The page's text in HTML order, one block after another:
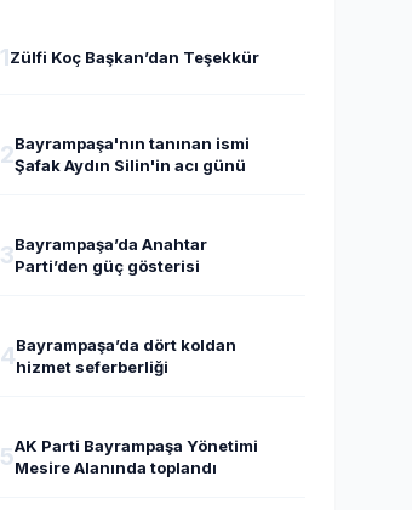
1Zülfi Koç Başkan’dan Teşekkür
2Bayrampaşa'nın tanınan ismi
Şafak Aydın Silin'in acı günü
3Bayrampaşa’da Anahtar
Parti’den güç gösterisi
4Bayrampaşa’da dört koldan
hizmet seferberliği
5AK Parti Bayrampaşa Yönetimi
Mesire Alanında toplandı